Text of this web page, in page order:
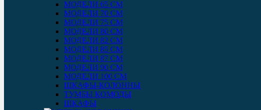
МОДЕЛИ 65 СМ
МОДЕЛИ 70 СМ
МОДЕЛИ 75 СМ
МОДЕЛИ 80 СМ
МОДЕЛИ 82 СМ
МОДЕЛИ 85 СМ
МОДЕЛИ 87 СМ
МОДЕЛИ 90 СМ
МОДЕЛИ 100 СМ
ШКАФЫ-КОЛОННЫ
ТУМБЫ КОМОДЫ
ШКАФЫ